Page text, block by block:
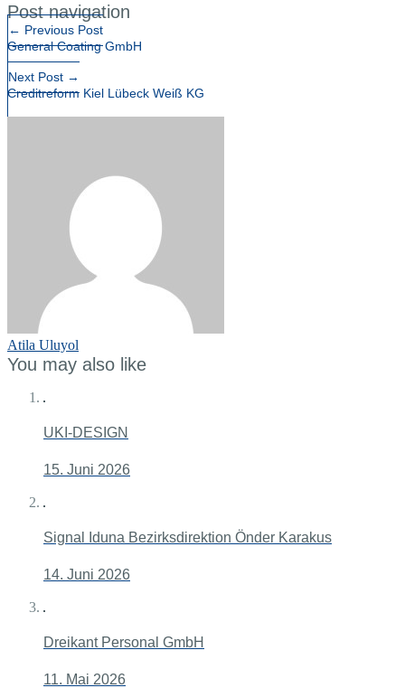
Post navigation
← Previous Post
General Coating GmbH
Next Post →
Creditreform Kiel Lübeck Weiß KG
Atila Uluyol
You may also like
UKI-DESIGN
15. Juni 2026
Signal Iduna Bezirksdirektion Önder Karakus
14. Juni 2026
Dreikant Personal GmbH
11. Mai 2026